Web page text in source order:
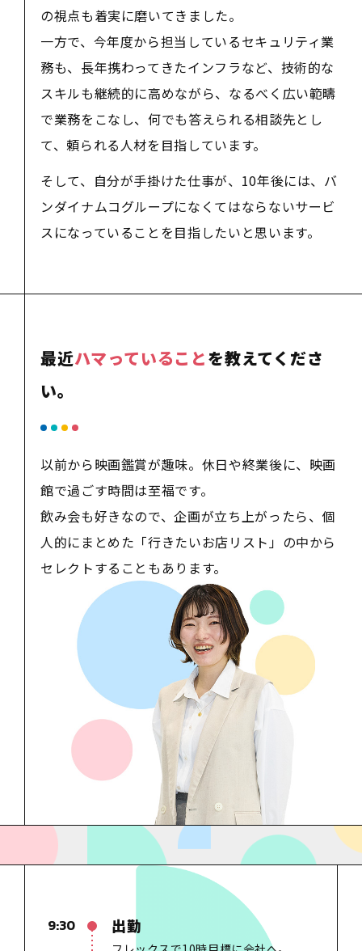
の視点も着実に磨いてきました。
一方で、今年度から担当しているセキュリティ業
務も、長年携わってきたインフラなど、技術的な
スキルも継続的に高めながら、なるべく広い範疇
で業務をこなし、何でも答えられる相談先とし
て、頼られる人材を目指しています。
そして、自分が手掛けた仕事が、10年後には、バ
ンダイナムコグループになくてはならないサービ
スになっていることを目指したいと思います。
最近ハマっていることを教えてくださ
い。
以前から映画鑑賞が趣味。休日や終業後に、映画
館で過ごす時間は至福です。
飲み会も好きなので、企画が立ち上がったら、個
人的にまとめた「行きたいお店リスト」の中から
セレクトすることもあります。
9:30 出勤